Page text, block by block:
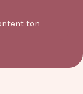
ton